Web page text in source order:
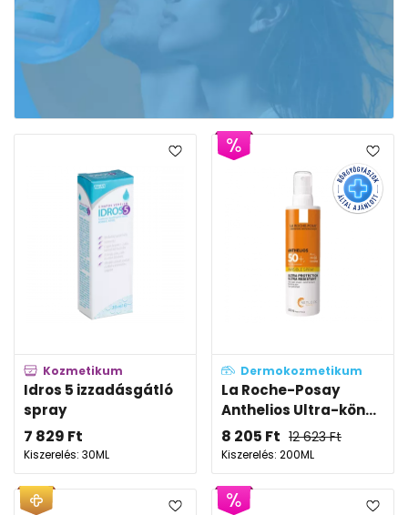
Kozmetikum
Idros 5 izzadásgátló
spray
7 829 Ft
Kiszerelés: 30ML
Dermokozmetikum
La Roche-Posay
Anthelios Ultra-kön...
8 205 Ft 12 623Ft
Kiszerelés: 200ML